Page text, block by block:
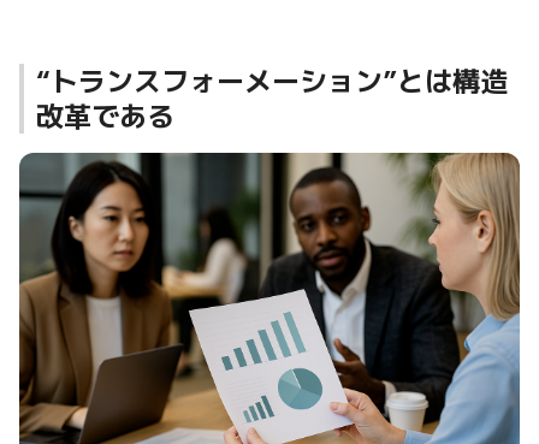
“トランスフォーメーション”とは構造
改革である